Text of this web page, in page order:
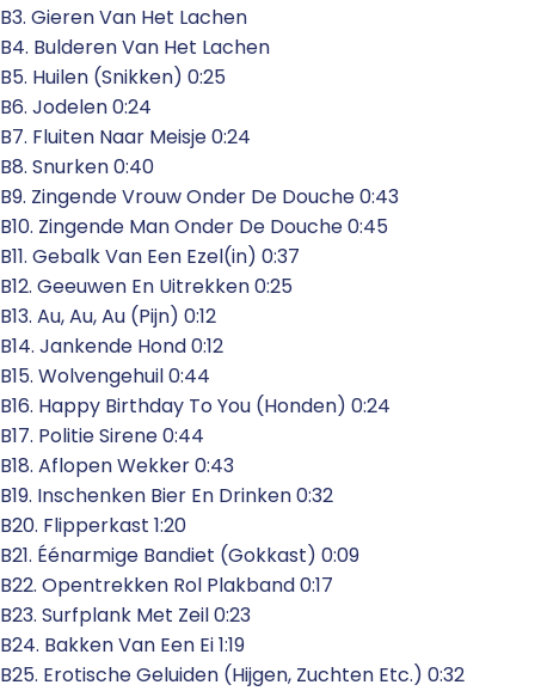
B3. Gieren Van Het Lachen
B4. Bulderen Van Het Lachen
B5. Huilen (Snikken) 0:25
B6. Jodelen 0:24
B7. Fluiten Naar Meisje 0:24
B8. Snurken 0:40
B9. Zingende Vrouw Onder De Douche 0:43
B10. Zingende Man Onder De Douche 0:45
B11. Gebalk Van Een Ezel(in) 0:37
B12. Geeuwen En Uitrekken 0:25
B13. Au, Au, Au (Pijn) 0:12
B14. Jankende Hond 0:12
B15. Wolvengehuil 0:44
B16. Happy Birthday To You (Honden) 0:24
B17. Politie Sirene 0:44
B18. Aflopen Wekker 0:43
B19. Inschenken Bier En Drinken 0:32
B20. Flipperkast 1:20
B21. Éénarmige Bandiet (Gokkast) 0:09
B22. Opentrekken Rol Plakband 0:17
B23. Surfplank Met Zeil 0:23
B24. Bakken Van Een Ei 1:19
B25. Erotische Geluiden (Hijgen, Zuchten Etc.) 0:32